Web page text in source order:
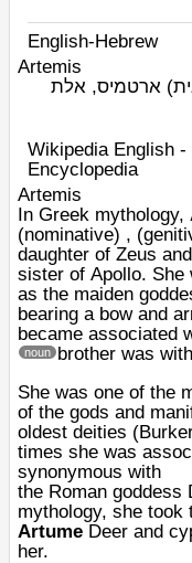
English-Hebrew
Artemis
ארטמיס, אלת
Wikipedia English -
Encyclopedia
Artemis
In Greek mythology,
(nominative) , (
daughter of Zeus and
sister of Apollo. She
as the maiden
bearing a bow and
became associated
brother was
noun
She was one of the
of the gods and
oldest deities
times she was
synonymous with
the Roman goddess
mythology, she took
Artume Deer and
her.